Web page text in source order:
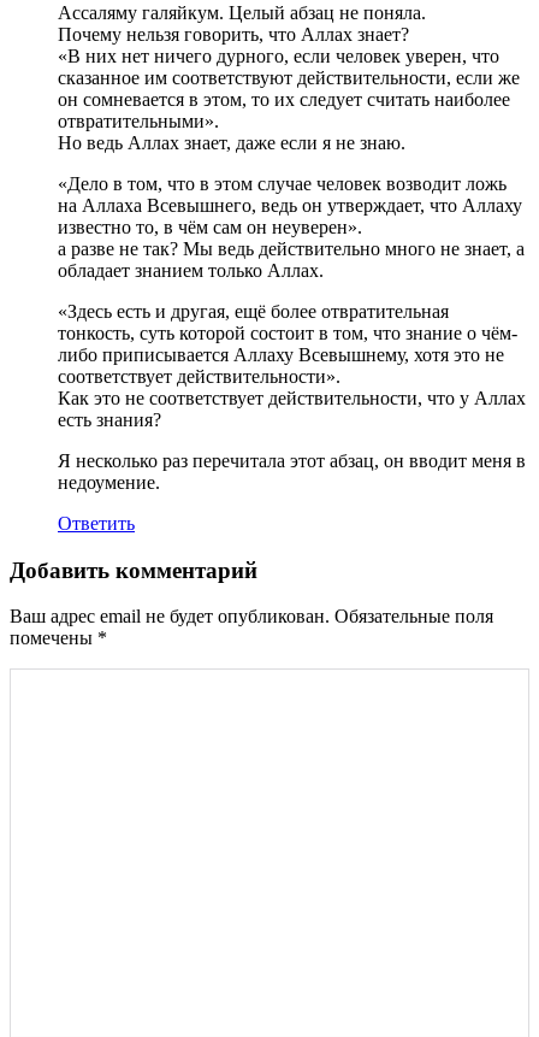
Ассаляму галяйкум. Целый абзац не поняла.
Почему нельзя говорить, что Аллах знает?
«В них нет ничего дурного, если человек уверен, что
сказанное им соответствуют действительности, если же
он сомневается в этом, то их следует считать наиболее
отвратительными».
Но ведь Аллах знает, даже если я не знаю.
«Дело в том, что в этом случае человек возводит ложь
на Аллаха Всевышнего, ведь он утверждает, что Аллаху
известно то, в чём сам он неуверен».
а разве не так? Мы ведь действительно много не знает, а
обладает знанием только Аллах.
«Здесь есть и другая, ещё более отвратительная
тонкость, суть которой состоит в том, что знание о чём-
либо приписывается Аллаху Всевышнему, хотя это не
соответствует действительности».
Как это не соответствует действительности, что у Аллах
есть знания?
Я несколько раз перечитала этот абзац, он вводит меня в
недоумение.
Ответить
Добавить комментарий
Ваш адрес email не будет опубликован. Обязательные поля
помечены *